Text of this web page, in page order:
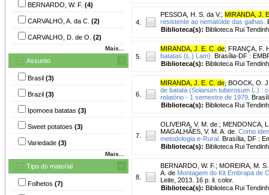
BERNARDO, W. F. (4)
CARVALHO, A. da C. (2)
CARVALHO, D. de O. (2)
Mais...
Assunto
Brasil (3)
Brazil (3)
Ipomoea batatas (3)
Sweet potatoes (3)
Variedade (3)
Mais...
Tipo do material
Folhetos (7)
4.
PESSOA, H. S. da V.; MIRANDA, J.
resistente ao nematóide das galhas.
Biblioteca(s): Biblioteca Rui
5.
MIRANDA, J. E. C. de; FRANÇA, F.
batatas (L.) Lam). Brasília-DF :
Biblioteca(s): Biblioteca Rui
6.
MIRANDA, J. E. C. de; BOOCK, O.
de batata (Solanum tuberosum L.) :
relatório - 1 semestre de 1979.
Biblioteca(s): Biblioteca Rui
7.
OLIVEIRA, V. M. de. ; MENDONCA,
MAGALHÃES, V. M. A. de. Como
metodologia e-Rural. Brasília, DF :
Biblioteca(s): Biblioteca Rui
8.
BERNARDO, W. F. ; MOREIRA, M.
A. de Montagem do Kit Embrapa de
Leite, 2013. 16 p. il. color.
Biblioteca(s): Biblioteca Rui